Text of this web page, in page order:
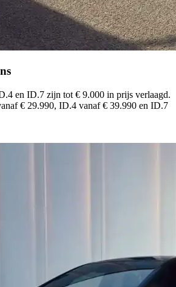
en ID.7 zijn tot € 9.000 in prijs verlaagd.
€ 29.990, ID.4 vanaf € 39.990 en ID.7